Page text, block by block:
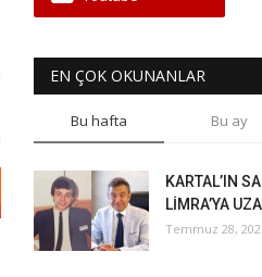
EN ÇOK OKUNANLAR
Bu hafta Bu ay
KARTAL’IN
LİMRA’YA
Temmuz 28,